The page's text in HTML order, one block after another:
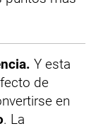
Y esta
de
en
. La